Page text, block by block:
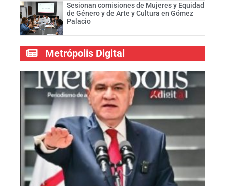
Sesionan comisiones de Mujeres y Equidad
de Género y de Arte y Cultura en Gómez
Palacio
Metrópolis Digital